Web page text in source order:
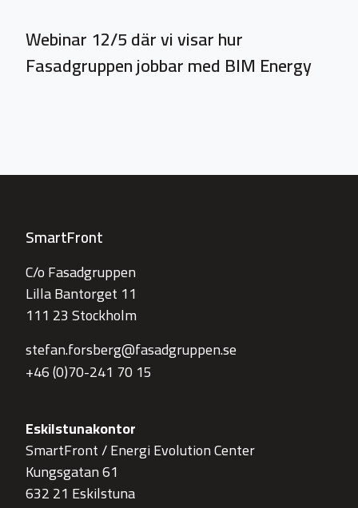
Webinar 12/5 där vi visar hur
Fasadgruppen jobbar med BIM Energy
SmartFront
C/o Fasadgruppen
Lilla Bantorget 11
111 23 Stockholm
stefan.forsberg@fasadgruppen.se
+46 (0)70-241 70 15
Eskilstunakontor
SmartFront / Energi Evolution Center
Kungsgatan 61
632 21 Eskilstuna